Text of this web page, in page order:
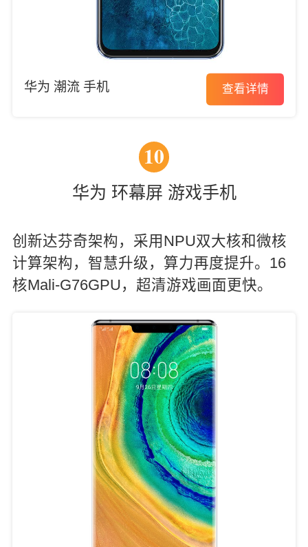
华为 潮流 手机 查看详情
10
华为 环幕屏 游戏手机
创新达芬奇架构，采用NPU双大核和微核
计算架构，智慧升级，算力再度提升。16
核Mali-G76GPU，超清游戏画面更快。